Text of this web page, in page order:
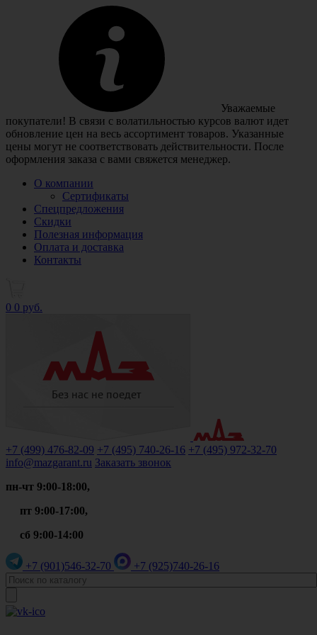
Уважаемые
покупатели! В связи с волатильностью курсов валют идет
обновление цен на весь ассортимент товаров. Указанные
цены могут не соответствовать действительности. После
оформления заказа с вами свяжется менеджер.
О компании
Сертификаты
Спецпредложения
Скидки
Полезная информация
Оплата и доставка
Контакты
0 0 руб.
+7 (499) 476-82-09 +7 (495) 740-26-16 +7 (495) 972-32-70
info@mazgarant.ru Заказать звонок
пн-чт 9:00-18:00,
пт 9:00-17:00,
сб 9:00-14:00
+7 (901)546-32-70 +7 (925)740-26-16